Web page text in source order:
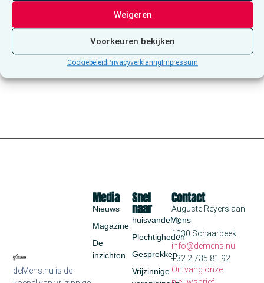
Weigeren
Voorkeuren bekijken
Cookiebeleid Privacyverklaring Impressum
Vandaag
Abonneer op kalender
deMens.nu is de
Snel
naar
huisvandeMens
Plechtigheden
Gesprekken
Vrijzinnige
Media
Nieuws
Magazine
De
inzichten
Contact
Auguste Reyerslaan
70
1030 Schaarbeek
info@demens.nu
+32 2 735 81 92
Ontvang onze